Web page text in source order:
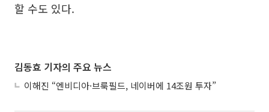
할 수도 있다.
김동효 기자의 주요 뉴스
이해진 “엔비디아·브룩필드, 네이버에 14조원 투자”